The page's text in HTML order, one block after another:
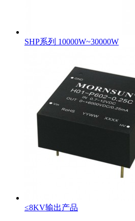
SHP系列 10000W~30000W
≤8KV输出产品